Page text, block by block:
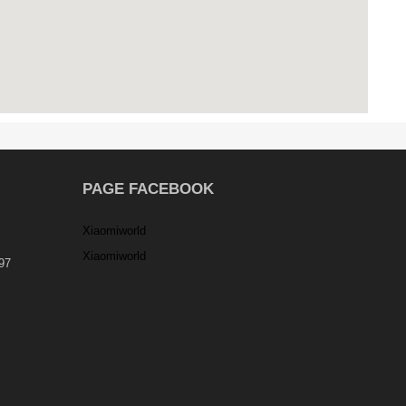
PAGE FACEBOOK
Xiaomiworld
Xiaomiworld